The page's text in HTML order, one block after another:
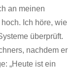
an meinen
Ich höre, wie
überprüft.
nachdem er
„Heute ist ein